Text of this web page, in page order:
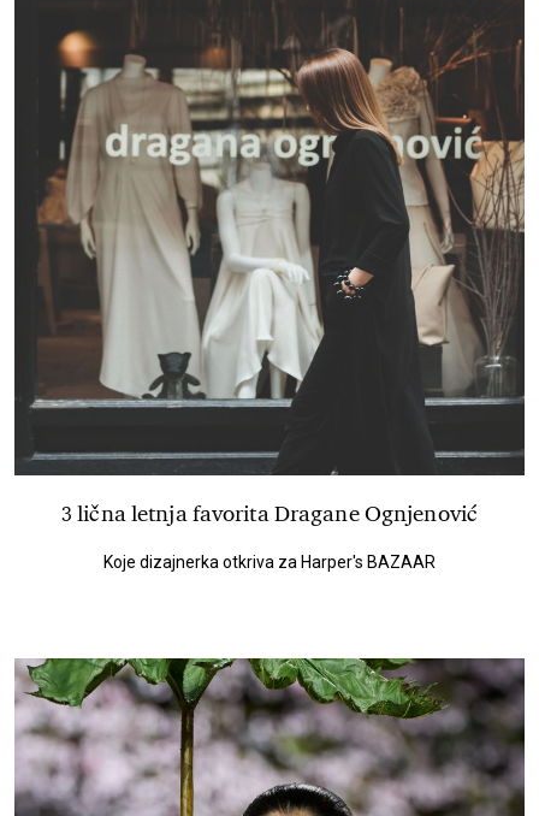
3 lična letnja favorita Dragane Ognjenović
Koje dizajnerka otkriva za Harper's BAZAAR